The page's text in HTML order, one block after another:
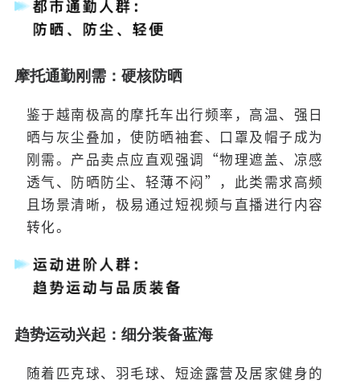
摩托通勤刚需：硬核防晒
鉴于越南极高的摩托车出行频率，高温、强日
晒与灰尘叠加，使防晒袖套、口罩及帽子成为
刚需。产品卖点应直观强调“物理遮盖、凉感
透气、防晒防尘、轻薄不闷”，此类需求高频
且场景清晰，极易通过短视频与直播进行内容
转化。
趋势运动兴起：细分装备蓝海
随着匹克球、羽毛球、短途露营及居家健身的